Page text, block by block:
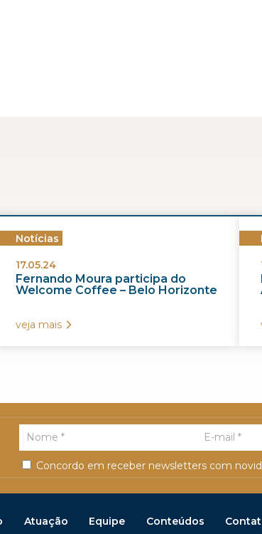
Notícias
17.05.24
Fernando Moura participa do
Welcome Coffee – Belo Horizonte
veja mais
Concordo em receber newsletters com
Atuação Equipe Conteúdos